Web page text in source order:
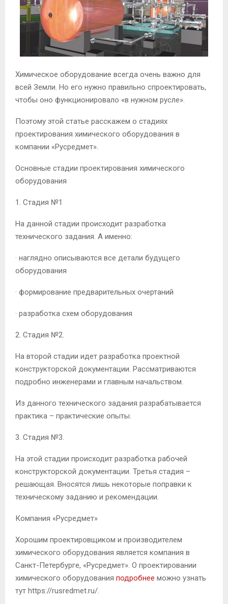
М
Н
Ю
Химическое оборудование всегда очень важно для
всей Земли. Но его нужно правильно спроектировать,
чтобы оно функционировало «в нужном русле».
Поэтому этой статье расскажем о стадиях
проектирования химического оборудования в
компании «Русредмет».
Основные стадии проектирования химического
оборудования
1. Стадия №1
На данной стадии происходит разработка
технического задания. А именно:
· наглядно описываются все детали будущего
оборудования
· формирование предварительных очертаний
· разработка схем оборудования
2. Стадия №2.
На второй стадии идет разработка проектной
конструкторской документации. Рассматриваются
подробно инженерами и главным начальством.
Из данного технического задания разрабатывается
практика – практические опыты.
3. Стадия №3.
На этой стадии происходит разработка рабочей
конструкторской документации. Третья стадия –
решающая. Вносятся лишь некоторые поправки к
техническому заданию и рекомендации.
Компания «Русредмет»
Хорошим проектировщиком и производителем
химического оборудования является компания в
Санкт-Петербурге, «Русредмет». О проектировании
химического оборудования подробнее можно узнать
тут https://rusredmet.ru/.